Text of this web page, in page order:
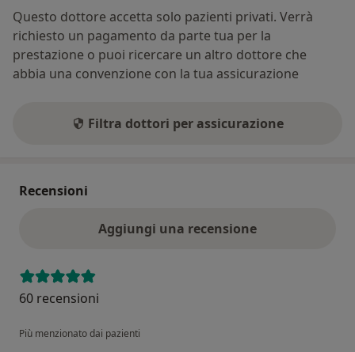
Questo dottore accetta solo pazienti privati. Verrà
richiesto un pagamento da parte tua per la
prestazione o puoi ricercare un altro dottore che
abbia una convenzione con la tua assicurazione
Filtra dottori per assicurazione
Recensioni
Aggiungi una recensione
60 recensioni
Più menzionato dai pazienti